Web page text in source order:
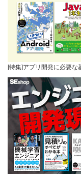
[特集]アプリ開発に必要